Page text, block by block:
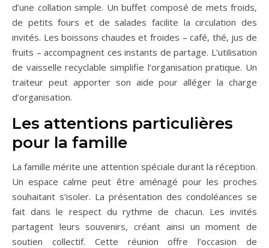
d’une collation simple. Un buffet composé de mets froids,
de petits fours et de salades facilite la circulation des
invités. Les boissons chaudes et froides – café, thé, jus de
fruits – accompagnent ces instants de partage. L’utilisation
de vaisselle recyclable simplifie l’organisation pratique. Un
traiteur peut apporter son aide pour alléger la charge
d’organisation.
Les attentions particulières
pour la famille
La famille mérite une attention spéciale durant la réception.
Un espace calme peut être aménagé pour les proches
souhaitant s’isoler. La présentation des condoléances se
fait dans le respect du rythme de chacun. Les invités
partagent leurs souvenirs, créant ainsi un moment de
soutien collectif. Cette réunion offre l’occasion de